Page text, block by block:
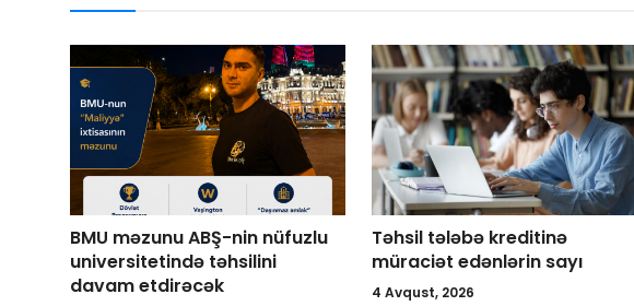
BMU məzunu ABŞ-nin nüfuzlu
universitetində təhsilini
davam etdirəcək
Təhsil tələbə kreditinə
müraciət edənlərin sayı
4 Avqust, 2026